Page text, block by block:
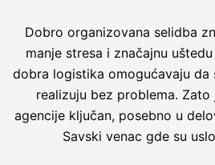
Dobro organizovana selidba
manje stresa i značajnu
dobra logistika omogućavaju da
realizuju bez problema.
agencije ključan, posebno u
Savski venac gde su